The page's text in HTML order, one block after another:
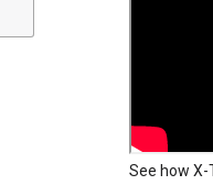
See how